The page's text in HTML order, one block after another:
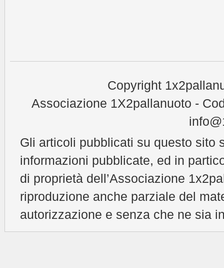
Copyright
Associazione 1X2pallanuoto -
Gli articoli pubblicati su questo sito
informazioni pubblicate, ed in
di proprietà dell’Associazione
riproduzione anche parziale del
autorizzazione e senza che ne sia